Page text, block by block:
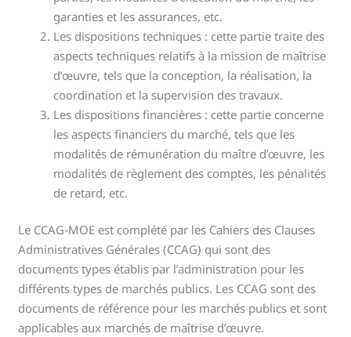
garanties et les assurances, etc.
Les dispositions techniques : cette partie traite des
aspects techniques relatifs à la mission de maîtrise
d’œuvre, tels que la conception, la réalisation, la
coordination et la supervision des travaux.
Les dispositions financières : cette partie concerne
les aspects financiers du marché, tels que les
modalités de rémunération du maître d’œuvre, les
modalités de règlement des comptes, les pénalités
de retard, etc.
Le CCAG-MOE est complété par les Cahiers des Clauses
Administratives Générales (CCAG) qui sont des
documents types établis par l’administration pour les
différents types de marchés publics. Les CCAG sont des
documents de référence pour les marchés publics et sont
applicables aux marchés de maîtrise d’œuvre.